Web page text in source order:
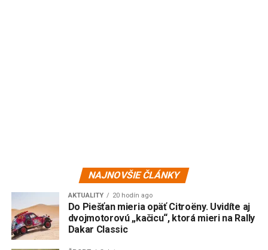
NAJNOVŠIE ČLÁNKY
AKTUALITY 20 hodín ago
Do Piešťan mieria opäť Citroëny. Uvidíte aj
dvojmotorovú „kačicu“, ktorá mieri na Rally
Dakar Classic